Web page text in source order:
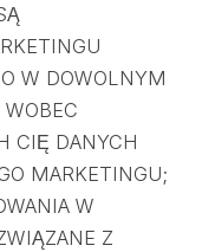
W DOWOLNYM
CIĘ DANYCH
MARKETINGU;
W
Z